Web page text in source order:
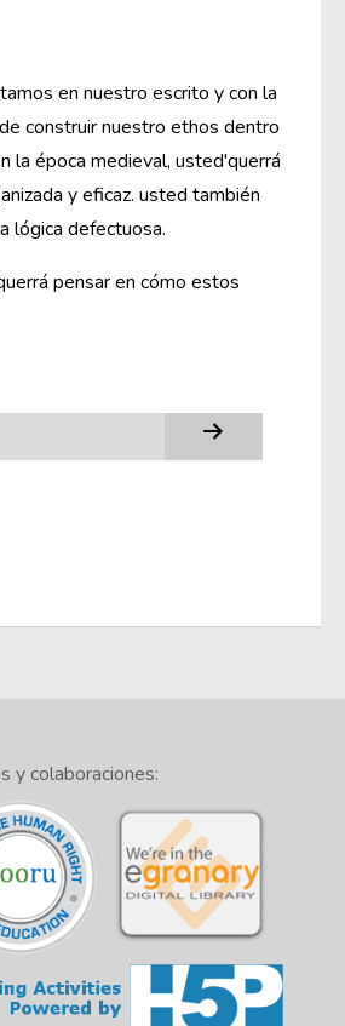
en nuestro escrito y con la
construir nuestro ethos dentro
la época medieval, usted'querrá
y eficaz. usted también
lógica defectuosa.
pensar en cómo estos
y colaboraciones: